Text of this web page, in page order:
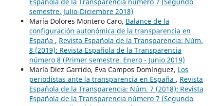
Española de la Transparencia número 7 (Segundo
semestre. Julio-Diciembre 2018)
María Dolores Montero Caro, Balance de la
configuración autonómica de la transparencia en
España , Revista Española de la Transparencia: Núm.
8 (2019): Revista Española de la Transparencia
número 8 (Primer semestre. Enero - Junio 2019)
María Díez Garrido, Eva Campos Domínguez, Los
periodistas ante la transparencia en España , Revista
Española de la Transparencia: Núm. 7 (2018): Revista
Española de la Transparencia número 7 (Segundo